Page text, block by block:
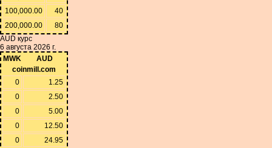
100,000.00
40
200,000.00
80
AUD курс
6 августа 2026 г.
MWK
AUD
coinmill.com
0
1.25
0
2.50
0
5.00
0
12.50
0
24.95